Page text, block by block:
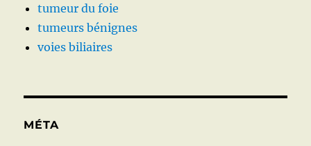
tumeur du foie
tumeurs bénignes
voies biliaires
MÉTA